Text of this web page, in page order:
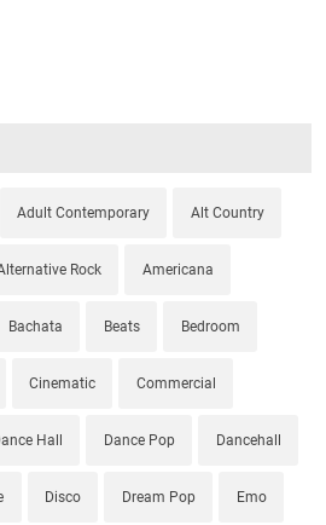
Adult Contemporary Alt Country
Rock Americana
Bachata Beats Bedroom
Cinematic Commercial
Hall Dance Pop Dancehall
Disco Dream Pop Emo